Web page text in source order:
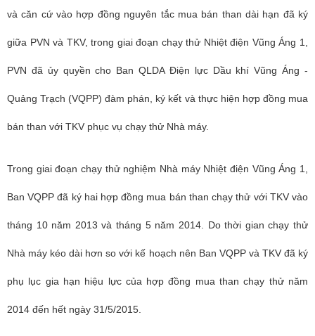
và căn cứ vào hợp đồng nguyên tắc mua bán than dài hạn đã ký
giữa PVN và TKV, trong giai đoạn chạy thử Nhiệt điện Vũng Áng 1,
PVN đã ủy quyền cho Ban QLDA Điện lực Dầu khí Vũng Áng -
Quảng Trạch (VQPP) đàm phán, ký kết và thực hiện hợp đồng mua
bán than với TKV phục vụ chạy thử Nhà máy.
Trong giai đoạn chạy thử nghiệm Nhà máy Nhiệt điện Vũng Áng 1,
Ban VQPP đã ký hai hợp đồng mua bán than chạy thử với TKV vào
tháng 10 năm 2013 và tháng 5 năm 2014. Do thời gian chạy thử
Nhà máy kéo dài hơn so với kế hoạch nên Ban VQPP và TKV đã ký
phụ lục gia hạn hiệu lực của hợp đồng mua than chạy thử năm
2014 đến hết ngày 31/5/2015.